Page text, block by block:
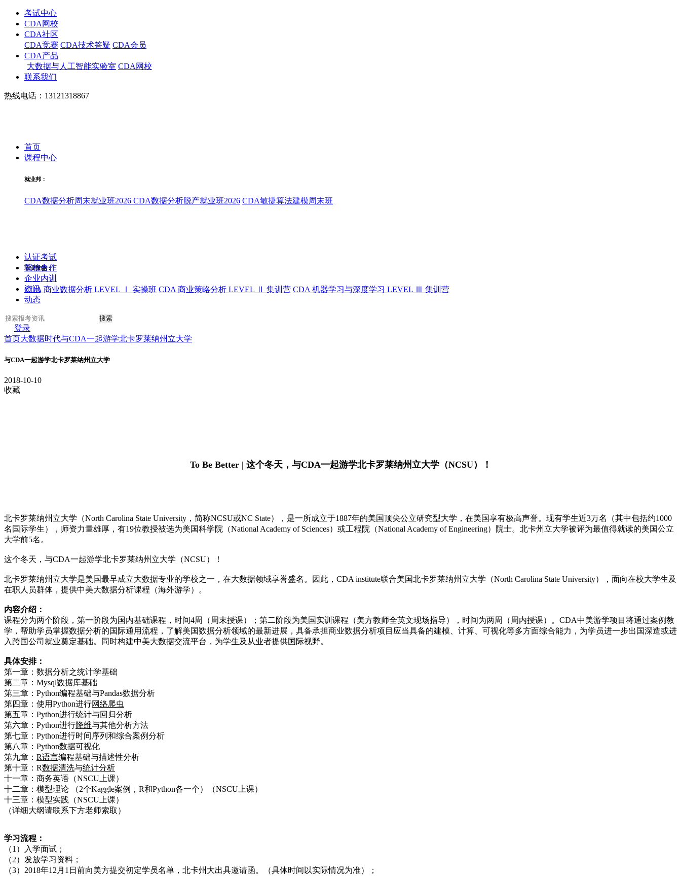
考试中心
CDA网校
CDA社区
CDA竞赛 CDA技术答疑 CDA会员
CDA产品
大数据与人工智能实验室 CDA网校
联系我们
热线电话：13121318867
首页
课程中心
就业邦：
CDA数据分析周末就业班2026 CDA数据分析脱产就业班2026 CDA敏捷算法建模周末班
职业技能：
CDA 商业数据分析 LEVEL Ⅰ 实操班 CDA 商业策略分析 LEVEL Ⅱ 集训营 CDA 机器学习与深度学习 LEVEL Ⅲ 集训营
认证考试
院校合作
企业内训
资讯
动态
搜索
登录
首页大数据时代与CDA一起游学北卡罗莱纳州立大学
与CDA一起游学北卡罗莱纳州立大学
2018-10-10
收藏
To Be Better | 这个冬天，与CDA一起游学北卡罗莱纳州立大学（NCSU）！
北卡罗莱纳州立大学（North Carolina State University，简称NCSU或NC State），是一所成立于1887年的美国顶尖公立研究型大学，在美国享有极高声誉。现有学生近3万名（其中包括约1000
名国际学生），师资力量雄厚，有19位教授被选为美国科学院（National Academy of Sciences）或工程院（National Academy of Engineering）院士。北卡州立大学被评为最值得就读的美国公立
大学前5名。
这个冬天，与CDA一起游学北卡罗莱纳州立大学（NCSU）！
北卡罗莱纳州立大学是美国最早成立大数据专业的学校之一，在大数据领域享誉盛名。因此，CDA institute联合美国北卡罗莱纳州立大学（North Carolina State University），面向在校大学生及
在职人员群体，提供中美大数据分析课程（海外游学）。
内容介绍：
课程分为两个阶段，第一阶段为国内基础课程，时间4周（周末授课）；第二阶段为美国实训课程（美方教师全英文现场指导），时间为两周（周内授课）。CDA中美游学项目将通过案例教
学，帮助学员掌握数据分析的国际通用流程，了解美国数据分析领域的最新进展，具备承担商业数据分析项目应当具备的建模、计算、可视化等多方面综合能力，为学员进一步出国深造或进
入跨国公司就业奠定基础。同时构建中美大数据交流平台，为学生及从业者提供国际视野。
具体安排：
第一章：数据分析之统计学基础
第二章：Mysql数据库基础
第三章：Python编程基础与Pandas数据分析
第四章：使用Python进行网络爬虫
第五章：Python进行统计与回归分析
第六章：Python进行降维与其他分析方法
第七章：Python进行时间序列和综合案例分析
第八章：Python数据可视化
第九章： R语言编程基础与描述性分析
第十章：R数据清洗与统计分析
十一章：商务英语（NSCU上课）
十二章：模型理论 （2个Kaggle案例，R和Python各一个）（NSCU上课）
十三章：模型实践（NSCU上课）
（详细大纲请联系下方老师索取）
学习流程：
（1）入学面试；
（2）发放学习资料；
（3）2018年12月1日前向美方提交初定学员名单，北卡州大出具邀请函。（具体时间以实际情况为准）；